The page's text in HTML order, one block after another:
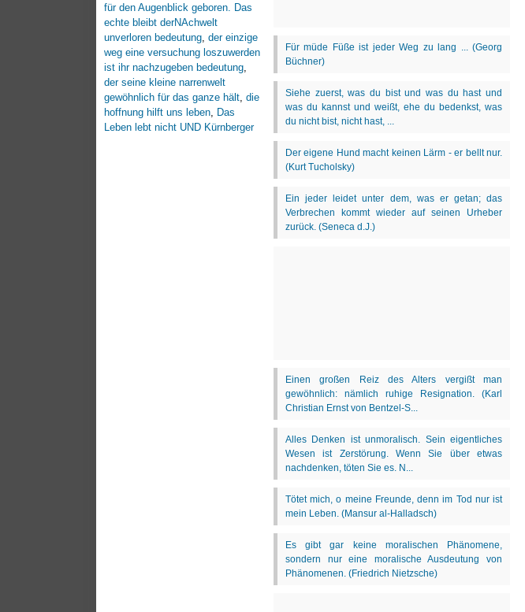
für den Augenblick geboren. Das
echte bleibt derNAchwelt
unverloren bedeutung der einzige
weg eine versuchung loszuwerden
ist ihr nachzugeben bedeutung
der seine kleine narrenwelt
gewöhnlich für das ganze hält die
hoffnung hilft uns leben
Das
Leben lebt nicht UND Kürnberger